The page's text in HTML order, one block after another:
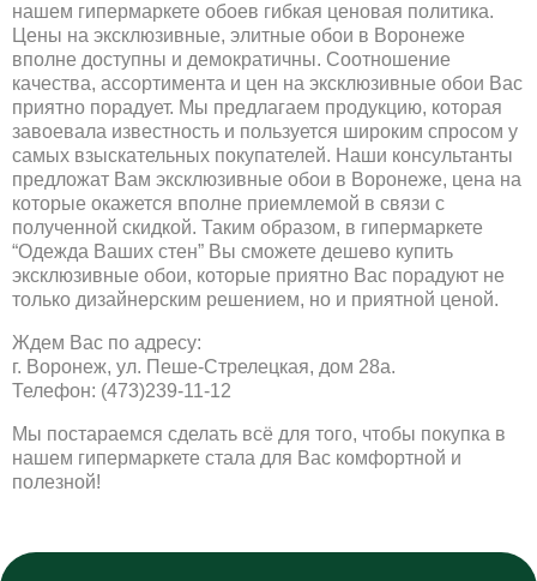
нашем гипермаркете обоев гибкая ценовая политика.
Цены на эксклюзивные, элитные обои в Воронеже
вполне доступны и демократичны. Соотношение
качества, ассортимента и цен на эксклюзивные обои Вас
приятно порадует. Мы предлагаем продукцию, которая
завоевала известность и пользуется широким спросом у
самых взыскательных покупателей. Наши консультанты
предложат Вам эксклюзивные обои в Воронеже, цена на
которые окажется вполне приемлемой в связи с
полученной скидкой. Таким образом, в гипермаркете
“Одежда Ваших стен” Вы сможете дешево купить
эксклюзивные обои, которые приятно Вас порадуют не
только дизайнерским решением, но и приятной ценой.
Ждем Вас по адресу:
г. Воронеж, ул. Пеше-Стрелецкая, дом 28а.
Телефон: (473)239-11-12
Мы постараемся сделать всё для того, чтобы покупка в
нашем гипермаркете стала для Вас комфортной и
полезной!